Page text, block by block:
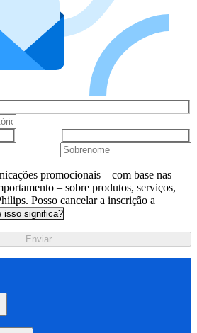
promocionais – com base nas
– sobre produtos, serviços,
Posso cancelar a inscrição a
isso significa?
Enviar